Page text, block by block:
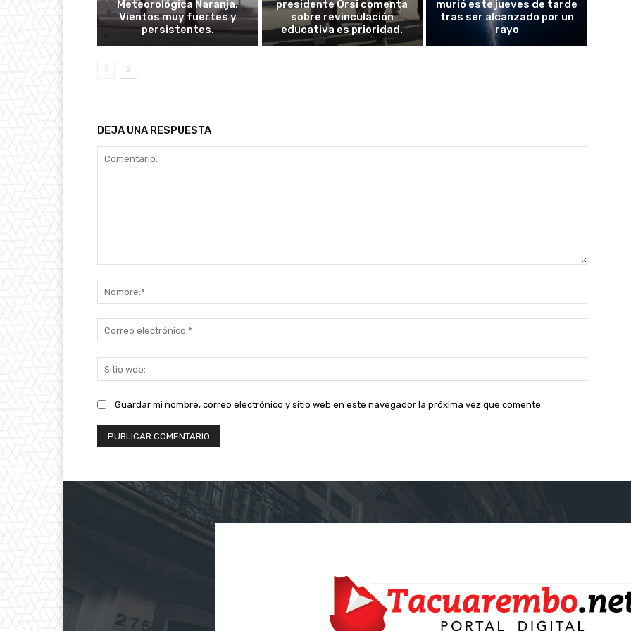
Meteorológica Naranja.
Vientos muy fuertes y
persistentes.
presidente Orsi comenta
sobre revinculación
educativa es prioridad.
murió este jueves de tarde
tras ser alcanzado por un
rayo
DEJA UNA RESPUESTA
web:
Guardar mi nombre, correo electrónico y sitio web en este navegador la próxima vez que comente.